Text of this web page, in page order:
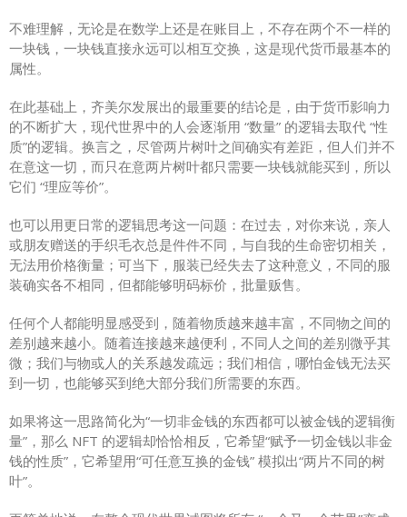
不难理解，无论是在数学上还是在账目上，不存在两个不一样的
一块钱，一块钱直接永远可以相互交换，这是现代货币最基本的
属性。
在此基础上，齐美尔发展出的最重要的结论是，由于货币影响力
的不断扩大，现代世界中的人会逐渐用 “数量” 的逻辑去取代 “性
质”的逻辑。换言之，尽管两片树叶之间确实有差距，但人们并不
在意这一切，而只在意两片树叶都只需要一块钱就能买到，所以
它们 “理应等价”。
也可以用更日常的逻辑思考这一问题：在过去，对你来说，亲人
或朋友赠送的手织毛衣总是件件不同，与自我的生命密切相关，
无法用价格衡量；可当下，服装已经失去了这种意义，不同的服
装确实各不相同，但都能够明码标价，批量贩售。
任何个人都能明显感受到，随着物质越来越丰富，不同物之间的
差别越来越小。随着连接越来越便利，不同人之间的差别微乎其
微；我们与物或人的关系越发疏远；我们相信，哪怕金钱无法买
到一切，也能够买到绝大部分我们所需要的东西。
如果将这一思路简化为“一切非金钱的东西都可以被金钱的逻辑衡
量”，那么 NFT 的逻辑却恰恰相反，它希望“赋予一切金钱以非金
钱的性质”，它希望用“可任意互换的金钱” 模拟出“两片不同的树
叶”。